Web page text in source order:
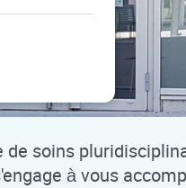
soins
à vous